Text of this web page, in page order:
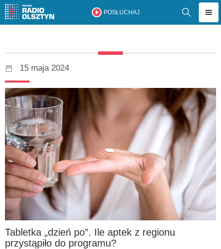
POSŁUCHAJ
15 maja 2024
Tabletka „dzień po”. Ile aptek z regionu
przystąpiło do programu?